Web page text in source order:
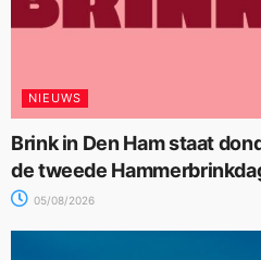
NIEUWS
Brink in Den Ham staat
de tweede
05/08/2026